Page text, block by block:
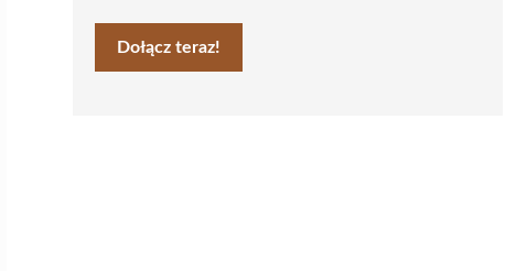
Dołącz teraz!